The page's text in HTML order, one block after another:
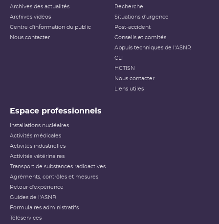
Archives des actualités
Archives vidéos
Centre d'information du public
Nous contacter
Recherche
Situations d'urgence
Post-accident
Conseils et comités
Appuis techniques de l'ASNR
CLI
HCTISN
Nous contacter
Liens utiles
Espace professionnels
Installations nucléaires
Activités médicales
Activités industrielles
Activités vétérinaires
Transport de substances radioactives
Agréments, contrôles et mesures
Retour d'expérience
Guides de l'ASNR
Formulaires administratifs
Téléservices